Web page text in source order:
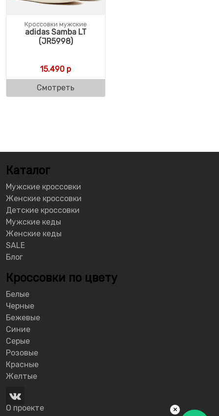
Кроссовки мужские
adidas Samba LT
(JR5998)
15.490 р
Смотреть
Каталог
Мужские кроссовки
Женские кроссовки
Детские кроссовки
Мужские кеды
Женские кеды
SALE
Блог
Кроссовки по цвету
Белые
Черные
Бежевые
Синие
Серые
Розовые
Красные
Желтые
О проекте ×